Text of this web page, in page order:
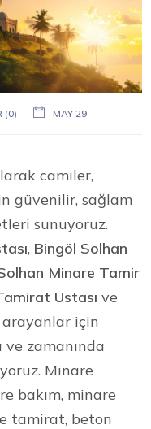
(0) MAY 29
camiler,
güvenilir, sağlam
sunuyoruz.
, Bingöl Solhan
Minare Tamir
Ustası ve
arayanlar için
zamanında
Minare
bakım, minare
tamirat, beton